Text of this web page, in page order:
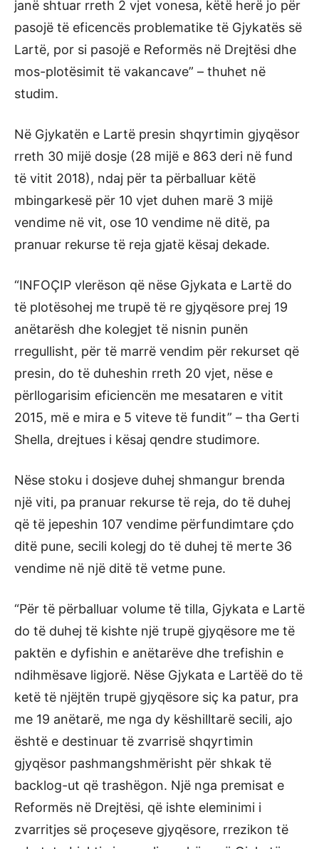
janë shtuar rreth 2 vjet vonesa, këtë herë jo për
pasojë të eficencës problematike të Gjykatës së
Lartë, por si pasojë e Reformës në Drejtësi dhe
mos-plotësimit të vakancave” – thuhet në
studim.
Në Gjykatën e Lartë presin shqyrtimin gjyqësor
rreth 30 mijë dosje (28 mijë e 863 deri në fund
të vitit 2018), ndaj për ta përballuar këtë
mbingarkesë për 10 vjet duhen marë 3 mijë
vendime në vit, ose 10 vendime në ditë, pa
pranuar rekurse të reja gjatë kësaj dekade.
“INFOÇIP vlerëson që nëse Gjykata e Lartë do
të plotësohej me trupë të re gjyqësore prej 19
anëtarësh dhe kolegjet të nisnin punën
rregullisht, për të marrë vendim për rekurset që
presin, do të duheshin rreth 20 vjet, nëse e
përllogarisim eficiencën me mesataren e vitit
2015, më e mira e 5 viteve të fundit” – tha Gerti
Shella, drejtues i kësaj qendre studimore.
Nëse stoku i dosjeve duhej shmangur brenda
një viti, pa pranuar rekurse të reja, do të duhej
që të jepeshin 107 vendime përfundimtare çdo
ditë pune, secili kolegj do të duhej të merte 36
vendime në një ditë të vetme pune.
“Për të përballuar volume të tilla, Gjykata e Lartë
do të duhej të kishte një trupë gjyqësore me të
paktën e dyfishin e anëtarëve dhe trefishin e
ndihmësave ligjorë. Nëse Gjykata e Lartëë do të
ketë të njëjtën trupë gjyqësore siç ka patur, pra
me 19 anëtarë, me nga dy këshilltarë secili, ajo
është e destinuar të zvarrisë shqyrtimin
gjyqësor pashmangshmërisht për shkak të
backlog-ut që trashëgon. Një nga premisat e
Reformës në Drejtësi, që ishte eleminimi i
zvarritjes së proçeseve gjyqësore, rrezikon të